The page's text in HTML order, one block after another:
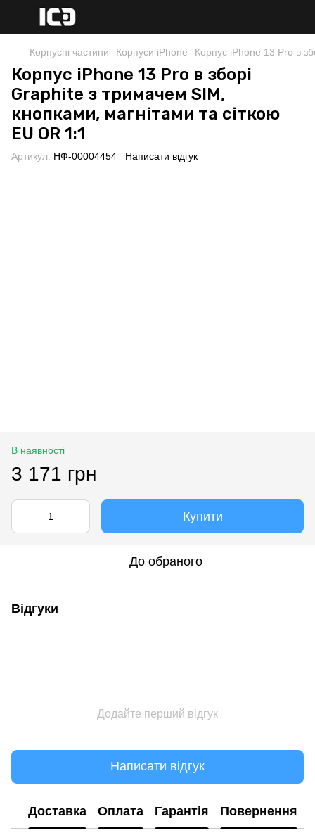
Корпусні частини Корпуси iPhone Корпус iPhone 13 Pro в
Корпус iPhone 13 Pro в зборі
Graphite з тримачем SIM,
кнопками, магнітами та сіткою
EU OR 1:1
Артикул: НФ-00004454 Написати відгук
В наявності
3 171 грн
Купити
До обраного
Відгуки
Додайте перший відгук
Написати відгук
Доставка Оплата Гарантія Повернення